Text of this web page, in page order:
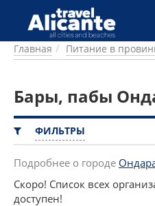
Перейти к основному
ГОРОДА
ПИТАНИЕ
ПРОЖИВАНИЕ
ПЛЯЖИ
КЕМПИНГ
КОМАРКИ (РАЙОНЫ)
РЕЦЕПТЫ
Главная Питание в
Бары, пабы
ФИЛЬТРЫ
Подробнее о городе
Скоро! Список всех
доступен!